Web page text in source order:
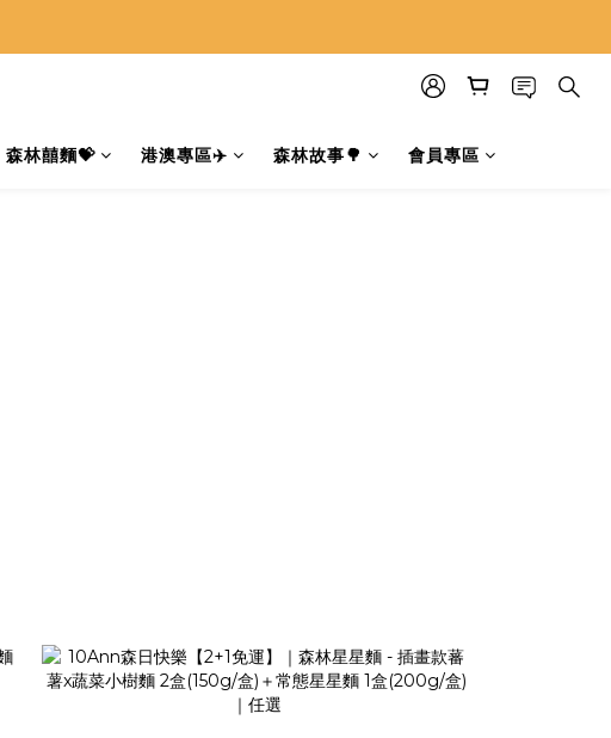
森林囍麵💝 港澳專區✈️ 森林故事🌳 會員專區